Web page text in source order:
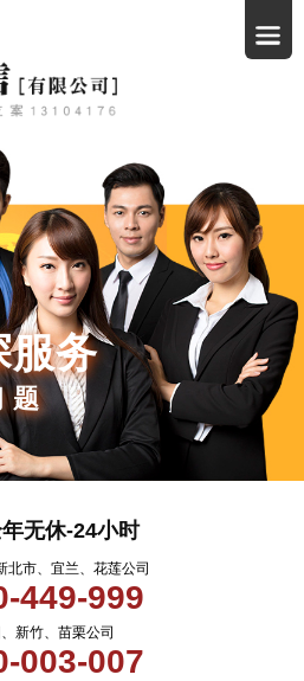
服务
无休-24小时
北市、宜兰、花莲公司
449-999
新竹、苗栗公司
003-007